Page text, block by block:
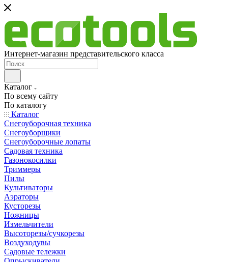
Интернет-магазин представительского класса
Каталог
По всему сайту
По каталогу
Каталог
Снегоуборочная техника
Снегоуборщики
Снегоуборочные лопаты
Садовая техника
Газонокосилки
Триммеры
Пилы
Культиваторы
Аэраторы
Кусторезы
Ножницы
Измельчители
Высоторезы/сучкорезы
Воздуходувы
Садовые тележки